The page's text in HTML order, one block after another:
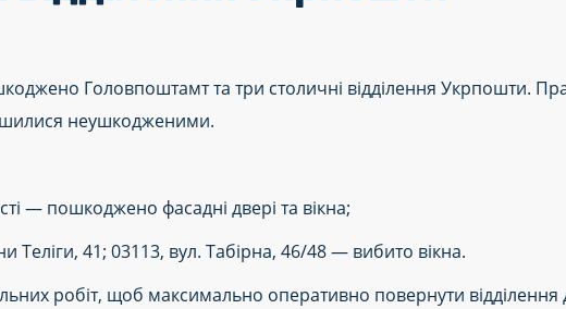
Головпоштамт та три столичні відділення Укрпошти.
неушкодженими.
— пошкоджено фасадні двері та вікна;
Теліги, 41; 03113, вул. Табірна, 46/48 — вибито вікна.
робіт, щоб максимально оперативно повернути відділення